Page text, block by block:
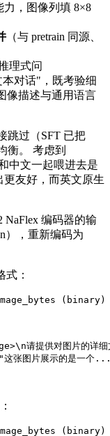
，图像列填 8×8
（与 pretrain 同源、
理式问
对话"，既考验细
像描述与通用语言
跳过（SFT 已把
衡。 考虑到
中文一起喂进去是
友好，而英文原生
NaFlex 编码器的输
），重新编码为
式：
(binary)
请提供对图片的详细
图片展示的是一个
(binary)